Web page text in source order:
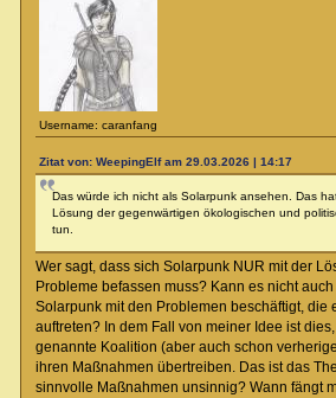
Username: caranfang
Zitat von: WeepingElf am 29.03.2026 | 14:17
Das würde ich nicht als Solarpunk ansehen. Das
Lösung der gegenwärtigen ökologischen und
tun.
Wer sagt, dass sich Solarpunk NUR mit der
Probleme befassen muss? Kann es nicht
Solarpunk mit den Problemen beschäftigt, die
auftreten? In dem Fall von meiner Idee ist
genannte Koalition (aber auch schon
ihren Maßnahmen übertreiben. Das ist das
sinnvolle Maßnahmen unsinnig? Wann fängt